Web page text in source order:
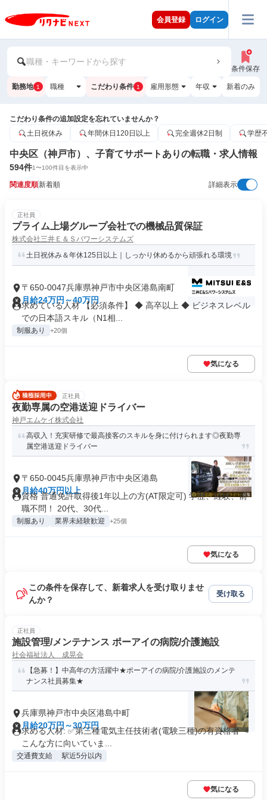
会員登録 ログイン
職種・キーワードから探す
条件保存
勤務地 1 職種 こだわり条件 1 雇用形態 年収 新着のみ
こだわり条件の追加設定を忘れていませんか？
土日祝休み
年間休日120日以上 完全週休2日制 学歴
中央区（神戸市）、子育てサポートありの転職・求人情報
594件1〜100件目を表示中
関連度順新着順 詳細表示
正社員
プライム上場グループ会社での機械品質保証
株式会社三井Ｅ＆Ｓパワーシステムズ
土日祝休み＆年休125日以上｜しっかり休めるから頑張れる環境
〒650-0047兵庫県神戸市中央区港島南町
月給24万円～40万円
求めている人材 【必須条件】 ◆ 高卒以上 ◆ ビジネスレベル
での日本語スキル（N1相...
制服あり +20個
気になる
正社員
夜勤専属の空港送迎ドライバー
神戸エムケイ株式会社
高収入！充実研修で最高接客のスキルを身に付けられます◎夜勤専
属空港送迎ドライバー
〒650-0045兵庫県神戸市中央区港島
月給40万円以上
資格 普通免許取得後1年以上の方(AT限定可) 学歴、経験、前
職不問！ 20代、30代...
制服あり 業界未経験歓迎 +25個
気になる
この条件を保存して、新着求人を受け取りませ
んか？
受け取る
正社員
施設管理/メンテナンス ポーアイの病院/介護施設
社会福祉法人 成晃会
【急募！】中高年の方活躍中★ポーアイの病院/介護施設のメンテ
ナンス社員募集★
兵庫県神戸市中央区港島中町
月給20万円～30万円
求める人材: ✅第三種電気主任技術者(電験三種)の有資格者 ＜
こんな方に向いていま...
交通費支給 駅近5分以内
気になる